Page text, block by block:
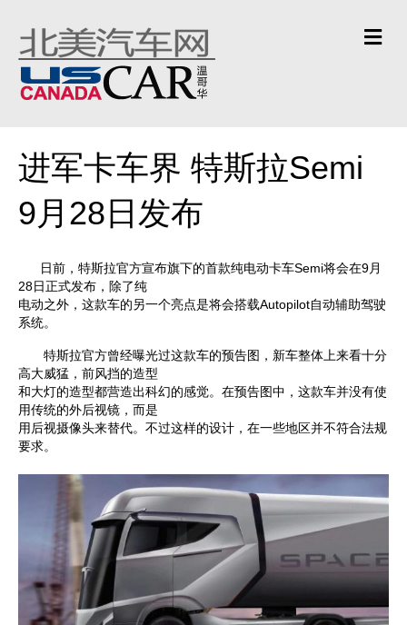
进军卡车界 特斯拉Semi
9月28日发布
日前，特斯拉官方宣布旗下的首款纯电动卡车Semi将会在9月
28日正式发布，除了纯
电动之外，这款车的另一个亮点是将会搭载Autopilot自动辅助驾驶
系统。
特斯拉官方曾经曝光过这款车的预告图，新车整体上来看十分
高大威猛，前风挡的造型
和大灯的造型都营造出科幻的感觉。在预告图中，这款车并没有使
用传统的外后视镜，而是
用后视摄像头来替代。不过这样的设计，在一些地区并不符合法规
要求。